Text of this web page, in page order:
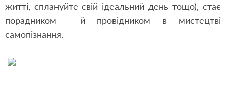
житті, сплануйте свій ідеальний день тощо), стає
порадником й провідником в мистецтві
самопізнання.